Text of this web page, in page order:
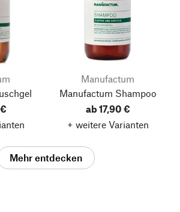
Manufactum
Manufactum Shampoo
ab 17,90 €
+ weitere Varianten
Mehr entdecken